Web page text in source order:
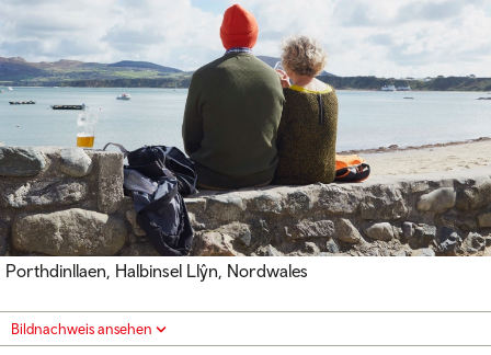
Porthdinllaen, Halbinsel Llŷn, Nordwales
Bildnachweis ansehen